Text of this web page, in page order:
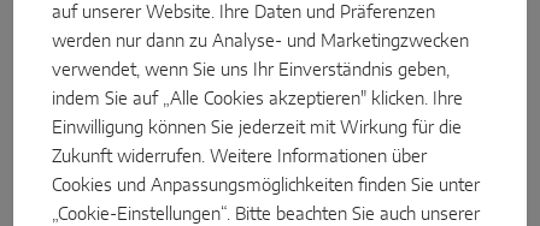
03.11.2025
Neuer eCat ersetzt den TOM
auf unserer Website. Ihre Daten und Präferenzen
werden nur dann zu Analyse- und Marketingzwecken
verwendet, wenn Sie uns Ihr Einverständnis geben,
indem Sie auf „Alle Cookies akzeptieren" klicken. Ihre
Einwilligung können Sie jederzeit mit Wirkung für die
Zukunft widerrufen. Weitere Informationen über
Cookies und Anpassungsmöglichkeiten finden Sie unter
„Cookie-Einstellungen“. Bitte beachten Sie auch unserer